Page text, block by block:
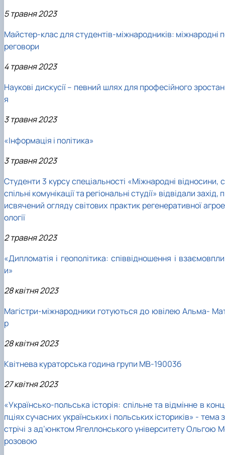
5 травня 2023
Майстер-клас для студентів-міжнародників: міжнародні
реговори
4 травня 2023
Наукові дискусії – певний шлях для професійного
я
3 травня 2023
«Інформація і політика»
3 травня 2023
Студенти 3 курсу спеціальності «Міжнародні відносини,
спільні комунікації та регіональні студії» відвідали захід,
исвячений огляду світових практик регенеративної
ології
2 травня 2023
«Дипломатія і геополітика: співвідношення і
и»
28 квітня 2023
Магістри-міжнародники готуються до ювілею Альма-
р
28 квітня 2023
Квітнева кураторська година групи МВ-19003б
27 квітня 2023
«Українсько-польська історія: спільне та відмінне в
пціях сучасних українських і польських істориків» - тема
стрічі з ад’юнктом Ягеллонського університету Ольгою
розовою